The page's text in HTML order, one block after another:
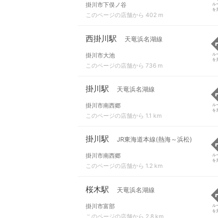
掛川市下俣ノ谷
このページの店舗から 402 m
ル
を
西掛川駅 天竜浜名湖線
掛川市大池
このページの店舗から 736 m
ル
を
掛川駅 天竜浜名湖線
掛川市南西郷
このページの店舗から 1.1 km
ル
を
掛川駅 JR東海道本線(熱海～浜松)
掛川市南西郷
このページの店舗から 1.2 km
ル
を
桜木駅 天竜浜名湖線
掛川市富部
このページの店舗から 2.8 km
ル
を